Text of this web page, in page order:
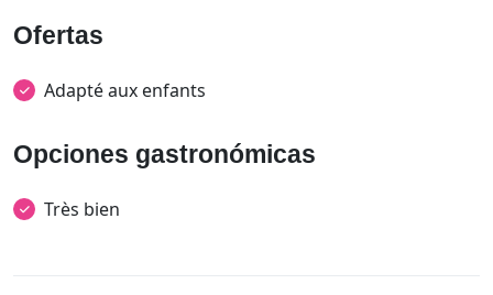
Ofertas
Adapté aux enfants
Opciones gastronómicas
Très bien